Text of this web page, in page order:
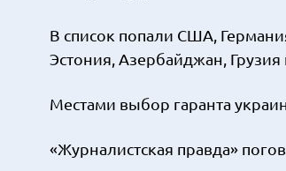
В список попали США,
Эстония, Азербайджан,
Местами выбор гаранта
«Журналистская правда»